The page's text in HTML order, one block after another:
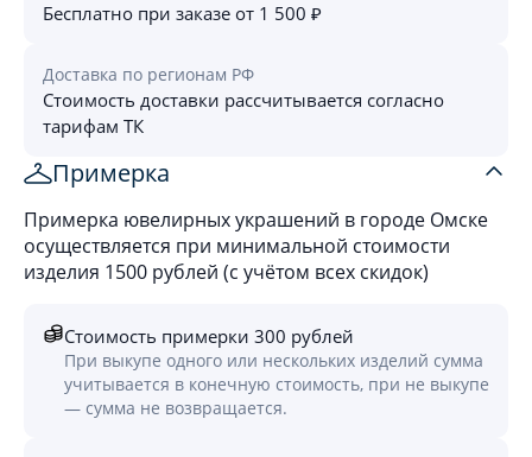
Бесплатно при заказе от 1 500 ₽
Доставка по регионам РФ
Стоимость доставки рассчитывается согласно
тарифам ТК
Примерка
Примерка ювелирных украшений в городе Омске
осуществляется при минимальной стоимости
изделия 1500 рублей (с учётом всех скидок)
Стоимость примерки 300 рублей
При выкупе одного или нескольких изделий сумма
учитывается в конечную стоимость, при не выкупе
— сумма не возвращается.